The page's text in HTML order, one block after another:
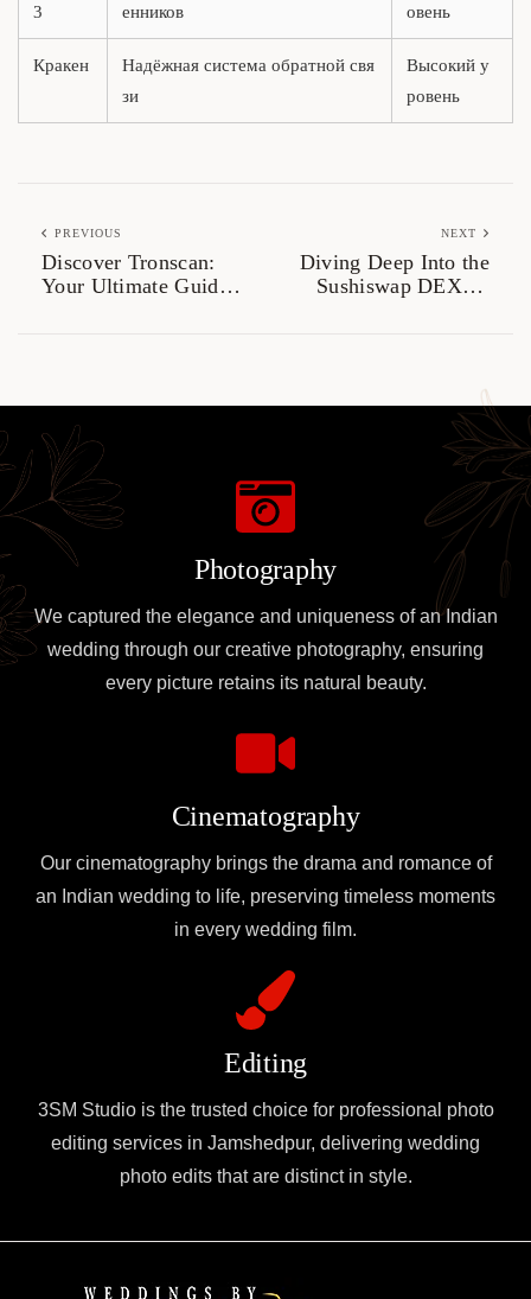
3
енников
овень
Кракен
Надёжная система обратной свя
зи
Высокий у
ровень
PREVIOUS
Discover Tronscan:
Your Ultimate Guide
NEXT
Diving Deep Into the
Sushiswap DEX: A
Photography
We captured the elegance and uniqueness of an Indian
wedding through our creative photography, ensuring
every picture retains its natural beauty.
Cinematography
Our cinematography brings the drama and romance of
an Indian wedding to life, preserving timeless moments
in every wedding film.
Editing
3SM Studio is the trusted choice for professional photo
editing services in Jamshedpur, delivering wedding
photo edits that are distinct in style.